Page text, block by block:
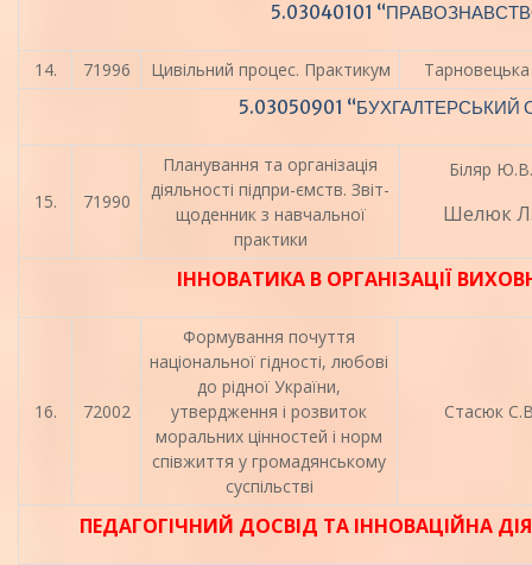
5.03040101
14. 71996 Цивільний процес. Практикум
5.03050901 “БУХГАЛТЕРСЬКИЙ
15. 71990
Планування та організація
діяльності підпри-ємств. Звіт-
щоденник з навчальної
практики
Біляр
Шелюк
ІННОВАТИКА В ОРГАНІЗАЦІЇ
16. 72002
Формування почуття
національної гідності, любові
до рідної України,
утвердження і розвиток
моральних цінностей і норм
співжиття у громадянському
суспільстві
Стасюк
ПЕДАГОГІЧНИЙ ДОСВІД ТА ІННОВАЦІЙНА